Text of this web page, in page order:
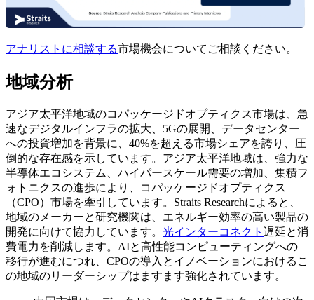
アナリストに相談する市場機会についてご相談ください。
地域分析
アジア太平洋地域のコパッケージドオプティクス市場は、急
速なデジタルインフラの拡大、5Gの展開、データセンター
への投資増加を背景に、40%を超える市場シェアを誇り、圧
倒的な存在感を示しています。アジア太平洋地域は、強力な
半導体エコシステム、ハイパースケール需要の増加、集積フ
ォトニクスの進歩により、コパッケージドオプティクス
（CPO）市場を牽引しています。Straits Researchによると、
地域のメーカーと研究機関は、エネルギー効率の高い製品の
開発に向けて協力しています。 光インターコネクト 遅延と消
費電力を削減します。AIと高性能コンピューティングへの
移行が進むにつれ、CPOの導入とイノベーションにおけるこ
の地域のリーダーシップはますます強化されています。